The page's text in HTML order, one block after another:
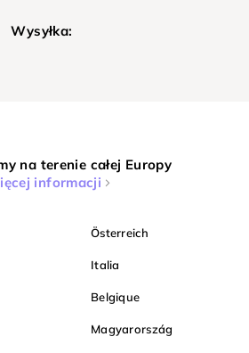
Wysyłka:
na terenie całej Europy
informacji
Österreich
Italia
Belgique
Magyarország